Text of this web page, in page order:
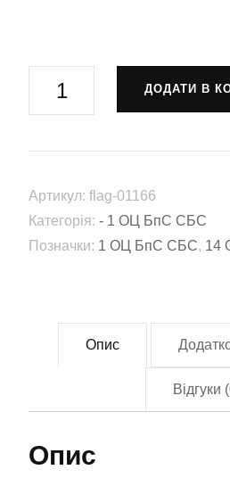
окремий
безпілотних
авіаційних
комплексів
(flag-
ДОДАТИ В
Артикул: flag-01166
Категорія: - 1 ОЦ БпС СБС
Позначки: 1 ОЦ БпС СБС, 14
Опис
Відгуки
Опис